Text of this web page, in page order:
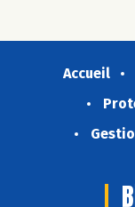
Accueil